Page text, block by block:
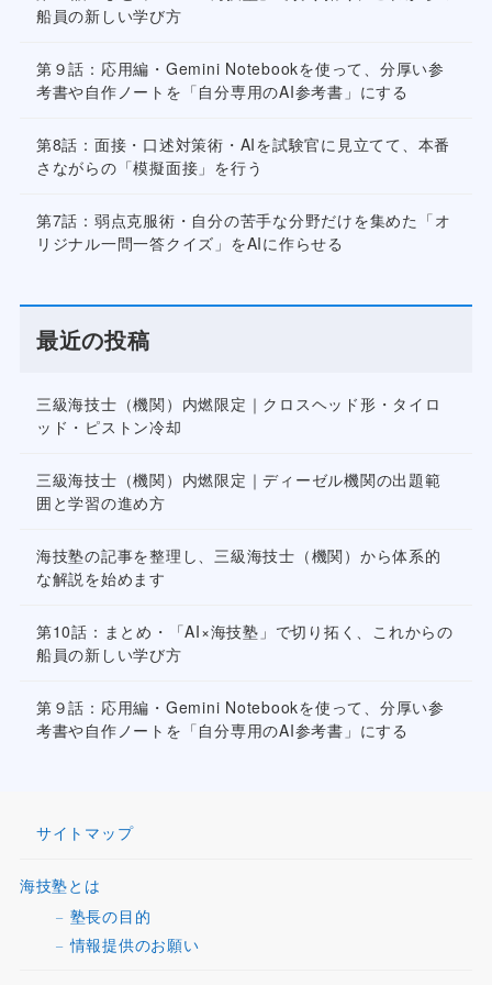
船員の新しい学び方
第９話：応用編・Gemini Notebookを使って、分厚い参
考書や自作ノートを「自分専用のAI参考書」にする
第8話：面接・口述対策術・AIを試験官に見立てて、本番
さながらの「模擬面接」を行う
第7話：弱点克服術・自分の苦手な分野だけを集めた「オ
リジナル一問一答クイズ」をAIに作らせる
最近の投稿
三級海技士（機関）内燃限定｜クロスヘッド形・タイロ
ッド・ピストン冷却
三級海技士（機関）内燃限定｜ディーゼル機関の出題範
囲と学習の進め方
海技塾の記事を整理し、三級海技士（機関）から体系的
な解説を始めます
第10話：まとめ・「AI×海技塾」で切り拓く、これからの
船員の新しい学び方
第９話：応用編・Gemini Notebookを使って、分厚い参
考書や自作ノートを「自分専用のAI参考書」にする
サイトマップ
海技塾とは
塾長の目的
情報提供のお願い